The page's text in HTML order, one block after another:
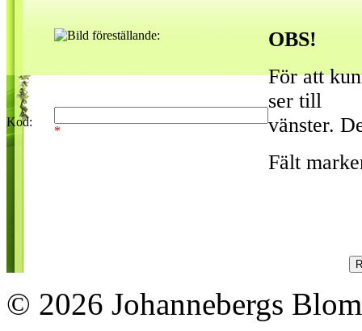
OBS!
För att
ser till
vänster.
Fält
Kod:
*
© 2026 Johannebergs